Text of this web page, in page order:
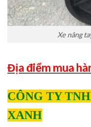
Xe nâng
Địa điểm mua
CÔNG TY
XANH